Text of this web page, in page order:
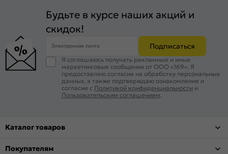
Будьте в курсе наших акций и
скидок!
Электронная почта Подписаться
Я соглашаюсь получать рекламные и иные
маркетинговые сообщения от ООО «169». Я
предоставляю согласие на обработку персональных
данных, а также подтверждаю ознакомление и
согласие с Политикой конфиденциальности и
Пользовательским соглашением.
Каталог товаров
Покупателям